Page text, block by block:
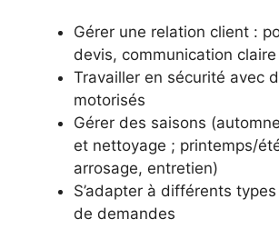
Gérer une relation client :
devis, communication claire
Travailler en sécurité avec
motorisés
Gérer des saisons
et nettoyage ; printemps/
arrosage, entretien)
S’adapter à différents
de demandes